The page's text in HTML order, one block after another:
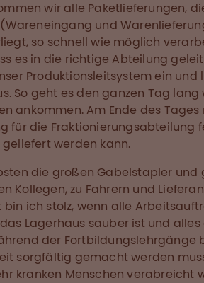
wir alle Paketlieferungen,
und
so schnell wie möglich
es in die richtige Abteilung
Produktionsleitsystem ein und
So geht es den ganzen Tag lang
ankommen. Am Ende des
für die Fraktionierungsabteilung
geliefert werden kann.
die großen Gabelstapler und
Kollegen, zu Fahrern und
bin ich stolz, wenn alle
Lagerhaus sauber ist und
der Fortbildungslehrgänge
sorgfältig gemacht werden
kranken Menschen verabreicht